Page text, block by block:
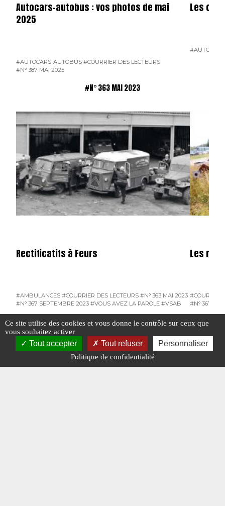
Autocars-autobus : vos photos de mai
2025
#AUTOCARS-AUTOBUS #COURRIER DES LECTEURS
#N° 387 MAI 2025
Les
#N° 363 MAI 2023
Rectificatifs à Feurs
#AMBULANCES #COURRIER DES LECTEURS #N° 363 MAI 2023
#N° 367 SEPTEMBRE 2023 #VOUS AVEZ LA PAROLE #VSAB
Les
#COURRIER
#N° 367
#TRANSPORT EN COMMUN
Ce site utilise des cookies et vous donne le contrôle sur ceux que
vous souhaitez activer
Tout accepter Tout refuser Personnaliser
Politique de confidentialité